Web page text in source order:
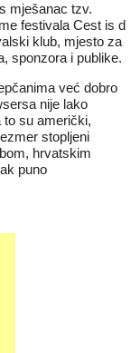
mješanac tzv.
festivala Cest is d
klub, mjesto za
sponzora i publike.
već dobro
nije lako
to su američki,
stopljeni
hrvatskim
puno